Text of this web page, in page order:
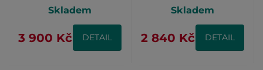
Skladem
3 900 Kč DETAIL
Skladem
2 840 Kč DETAIL